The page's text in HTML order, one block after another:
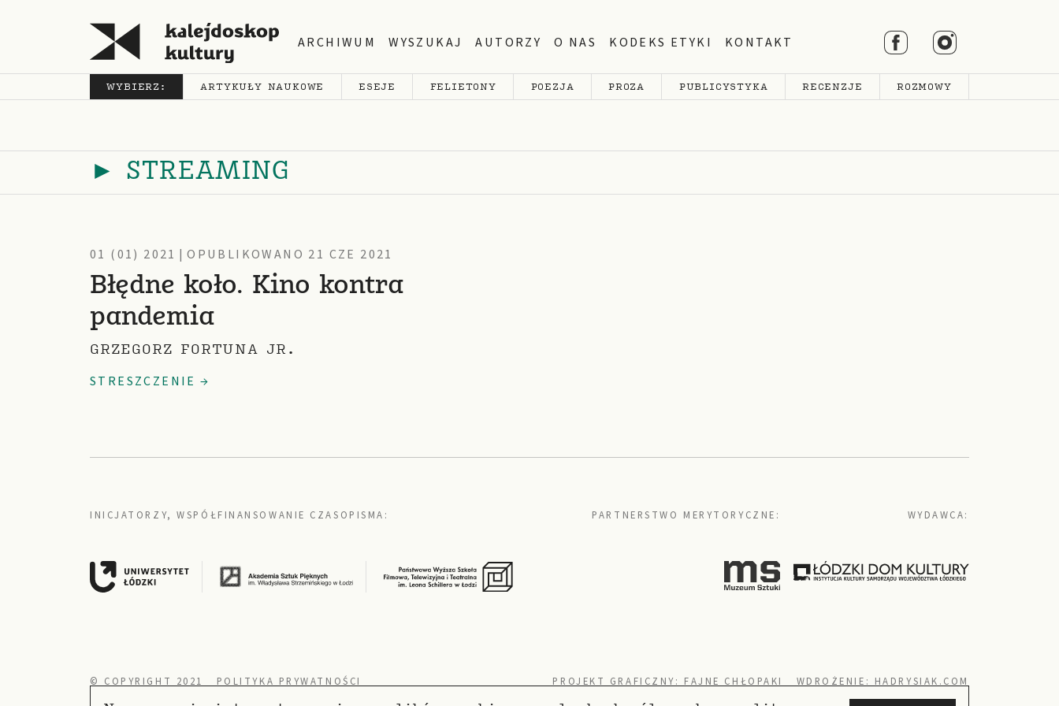
ARCHIWUM WYSZUKAJ AUTORZY O NAS KODEKS ETYKI KONTAKT
WYBIERZ: ARTYKUŁY NAUKOWE ESEJE FELIETONY POEZJA PROZA PUBLICYSTYKA RECENZJE ROZMOWY
► STREAMING
01 (01) 2021 | OPUBLIKOWANO 21 CZE 2021
Błędne koło. Kino kontra
pandemia
GRZEGORZ FORTUNA JR.
STRESZCZENIE →
INICJATORZY, WSPÓŁFINANSOWANIE CZASOPISMA: PARTNERSTWO MERYTORYCZNE: WYDAWCA:
© COPYRIGHT 2021 POLITYKA PRYWATNOŚCI PROJEKT GRAFICZNY: FAJNE CHŁOPAKI WDROŻENIE: HADRYSIAK.COM